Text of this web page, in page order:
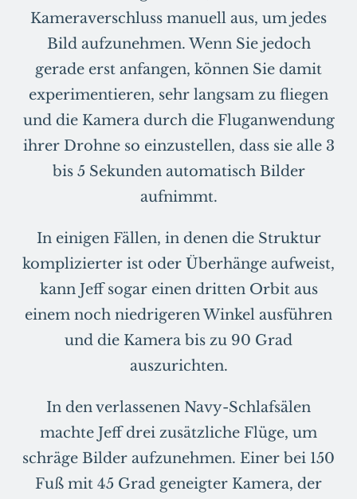
Kameraverschluss manuell aus, um jedes
Bild aufzunehmen. Wenn Sie jedoch
gerade erst anfangen, können Sie damit
experimentieren, sehr langsam zu fliegen
und die Kamera durch die Fluganwendung
ihrer Drohne so einzustellen, dass sie alle 3
bis 5 Sekunden automatisch Bilder
aufnimmt.
In einigen Fällen, in denen die Struktur
komplizierter ist oder Überhänge aufweist,
kann Jeff sogar einen dritten Orbit aus
einem noch niedrigeren Winkel ausführen
und die Kamera bis zu 90 Grad
auszurichten.
In den verlassenen Navy-Schlafsälen
machte Jeff drei zusätzliche Flüge, um
schräge Bilder aufzunehmen. Einer bei 150
Fuß mit 45 Grad geneigter Kamera, der